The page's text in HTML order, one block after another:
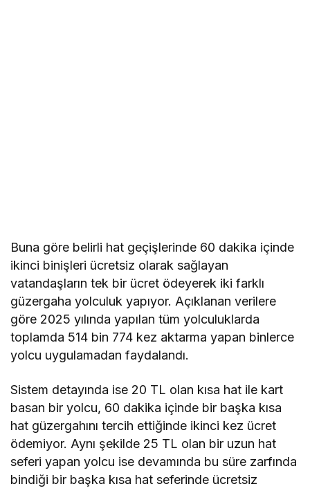
Buna göre belirli hat geçişlerinde 60 dakika içinde
ikinci binişleri ücretsiz olarak sağlayan
vatandaşların tek bir ücret ödeyerek iki farklı
güzergaha yolculuk yapıyor. Açıklanan verilere
göre 2025 yılında yapılan tüm yolculuklarda
toplamda 514 bin 774 kez aktarma yapan binlerce
yolcu uygulamadan faydalandı.
Sistem detayında ise 20 TL olan kısa hat ile kart
basan bir yolcu, 60 dakika içinde bir başka kısa
hat güzergahını tercih ettiğinde ikinci kez ücret
ödemiyor. Aynı şekilde 25 TL olan bir uzun hat
seferi yapan yolcu ise devamında bu süre zarfında
bindiği bir başka kısa hat seferinde ücretsiz